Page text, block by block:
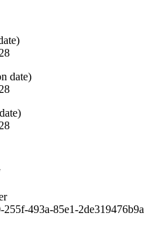
date)
255f-493a-85e1-2de319476b9a